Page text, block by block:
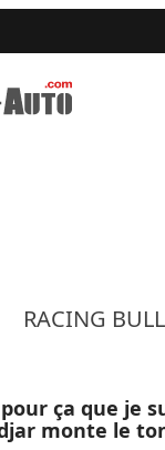
RACING
pour ça que je
monte le